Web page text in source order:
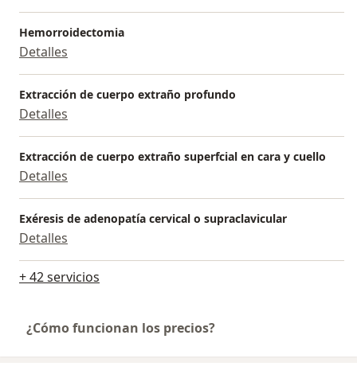
Hemorroidectomia
Detalles
Extracción de cuerpo extraño profundo
Detalles
Extracción de cuerpo extraño superfcial en cara y cuello
Detalles
Exéresis de adenopatía cervical o supraclavicular
Detalles
+ 42 servicios
¿Cómo funcionan los precios?